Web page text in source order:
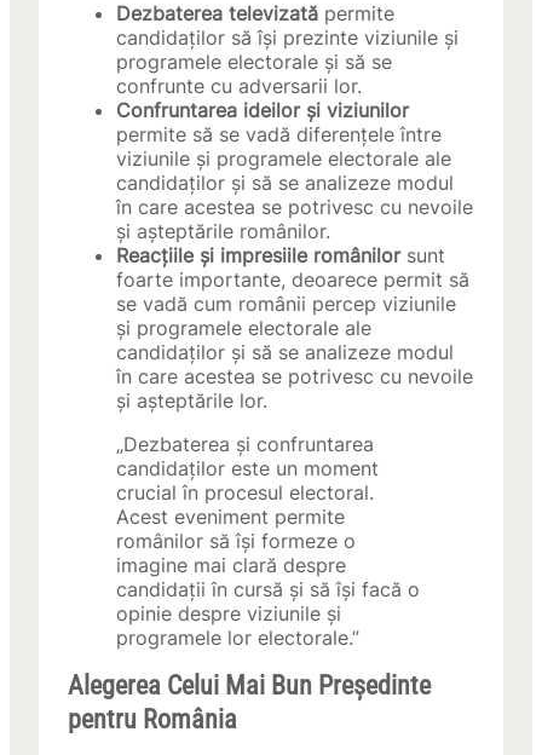
Dezbaterea televizată permite
candidaților să își prezinte viziunile și
programele electorale și să se
confrunte cu adversarii lor.
Confruntarea ideilor și viziunilor
permite să se vadă diferențele între
viziunile și programele electorale ale
candidaților și să se analizeze modul
în care acestea se potrivesc cu nevoile
și așteptările românilor.
Reacțiile și impresiile românilorsunt
foarte importante, deoarece permit să
se vadă cum românii percep viziunile
și programele electorale ale
candidaților și să se analizeze modul
în care acestea se potrivesc cu nevoile
și așteptările lor.
„Dezbaterea și confruntarea
candidaților este un moment
crucial în procesul electoral.
Acest eveniment permite
românilor să își formeze o
imagine mai clară despre
candidații în cursă și să își facă o
opinie despre viziunile și
programele lor electorale.”
Alegerea Celui Mai Bun Președinte
pentru România